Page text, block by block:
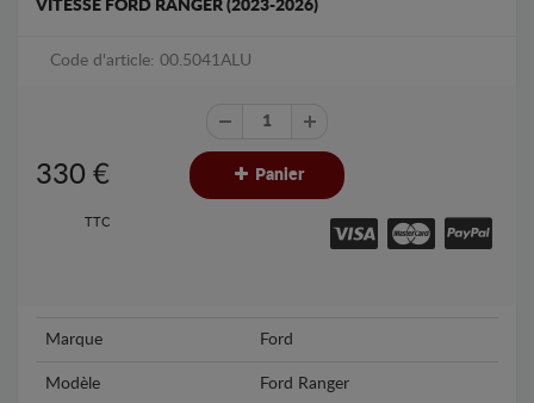
VITESSE FORD RANGER (2023-2026)
Code d'article: 00.5041ALU
330 €
TTC
Panier
Marque Ford
Modèle Ford Ranger